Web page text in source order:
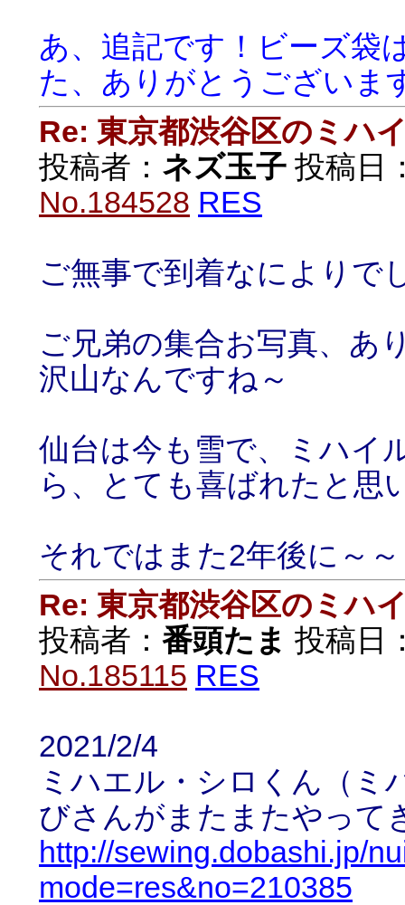
あ、追記です！ビーズ袋
た、ありがとうございま
Re: 東京都渋谷区のミハ
投稿者： ネズ玉子 投稿日
No.184528 RES
ご無事で到着なにより
ご兄弟の集合お写真、あ
沢山なんですね～
仙台は今も雪で、ミハイ
ら、とても喜ばれたと思
それではまた2年後に～
Re: 東京都渋谷区のミハ
投稿者： 番頭たま 投稿日
No.185115 RES
2021/2/4
ミハエル・シロくん（ミ
びさんがまたまたやって
http://sewing.dobashi.jp/
mode=res&no=210385